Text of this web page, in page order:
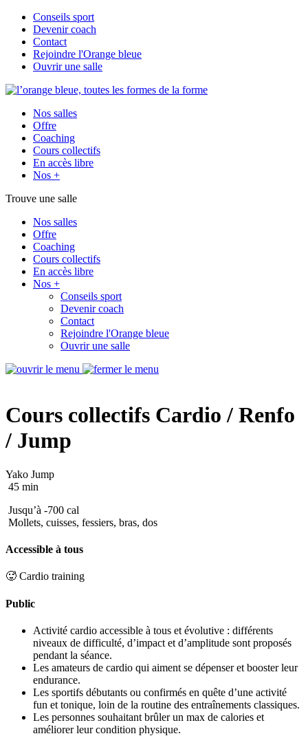
Conseils sport
Devenir coach
Contact
Rejoindre l'Orange bleue
Ouvrir une salle
Nos salles
Offre
Coaching
Cours collectifs
En accès libre
Nos +
Trouve une salle
Nos salles
Offre
Coaching
Cours collectifs
En accès libre
Nos +
Conseils sport
Devenir coach
Contact
Rejoindre l'Orange bleue
Ouvrir une salle
Cours collectifs Cardio / Renfo
/ Jump
Yako Jump
45 min
Jusqu’à -700 cal
Mollets, cuisses, fessiers, bras, dos
Accessible à tous
🥵 Cardio training
Public
Activité cardio accessible à tous et évolutive : différents
niveaux de difficulté, d’impact et d’amplitude sont proposés
pendant la séance.
Les amateurs de cardio qui aiment se dépenser et booster leur
endurance.
Les sportifs débutants ou confirmés en quête d’une activité
fun et tonique, loin de la routine des entraînements classiques.
Les personnes souhaitant brûler un max de calories et
améliorer leur condition physique.